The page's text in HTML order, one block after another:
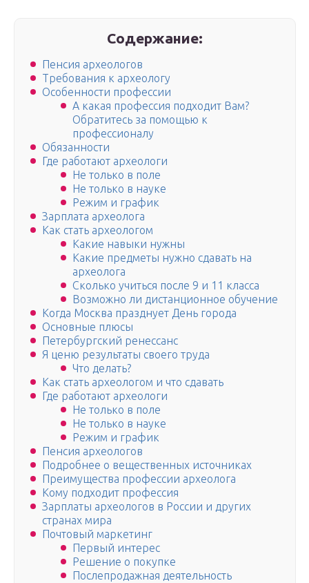
Содержание:
Пенсия археологов
Требования к археологу
Особенности профессии
А какая профессия подходит Вам?
Обратитесь за помощью к
профессионалу
Обязанности
Где работают археологи
Не только в поле
Не только в науке
Режим и график
Зарплата археолога
Как стать археологом
Какие навыки нужны
Какие предметы нужно сдавать на
археолога
Сколько учиться после 9 и 11 класса
Возможно ли дистанционное обучение
Когда Москва празднует День города
Основные плюсы
Петербургский ренессанс
Я ценю результаты своего труда
Что делать?
Как стать археологом и что сдавать
Где работают археологи
Не только в поле
Не только в науке
Режим и график
Пенсия археологов
Подробнее о вещественных источниках
Преимущества профессии археолога
Кому подходит профессия
Зарплаты археологов в России и других
странах мира
Почтовый маркетинг
Первый интерес
Решение о покупке
Послепродажная деятельность